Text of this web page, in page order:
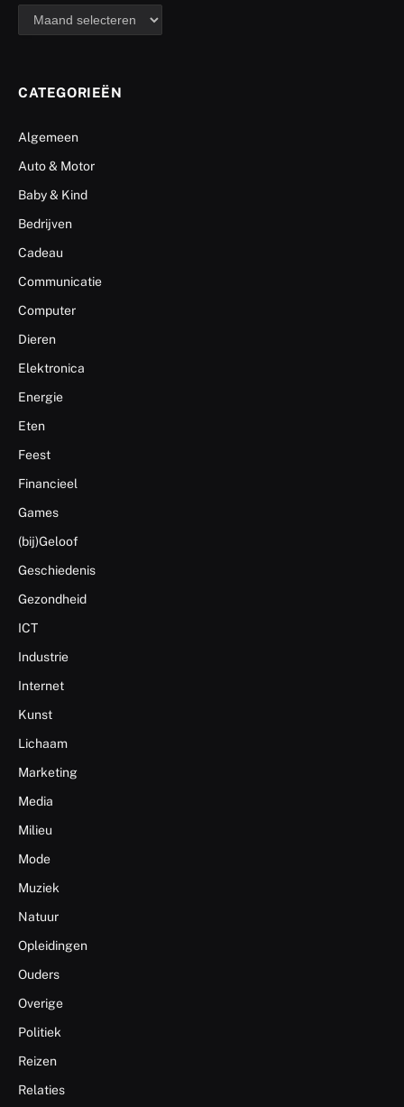
archief
CATEGORIEËN
Algemeen
Auto & Motor
Baby & Kind
Bedrijven
Cadeau
Communicatie
Computer
Dieren
Elektronica
Energie
Eten
Feest
Financieel
Games
(bij)Geloof
Geschiedenis
Gezondheid
ICT
Industrie
Internet
Kunst
Lichaam
Marketing
Media
Milieu
Mode
Muziek
Natuur
Opleidingen
Ouders
Overige
Politiek
Reizen
Relaties